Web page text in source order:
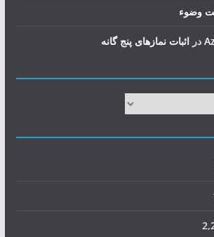
وضوء
در اثبات نمازهای پنج گانه